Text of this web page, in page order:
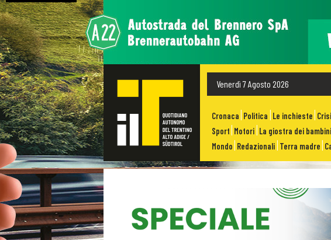
Venerdì 7 Agosto 2026
Cronaca Politica Le inchieste
Sport Motori La giostra dei bambini
Mondo Redazionali Terra madre